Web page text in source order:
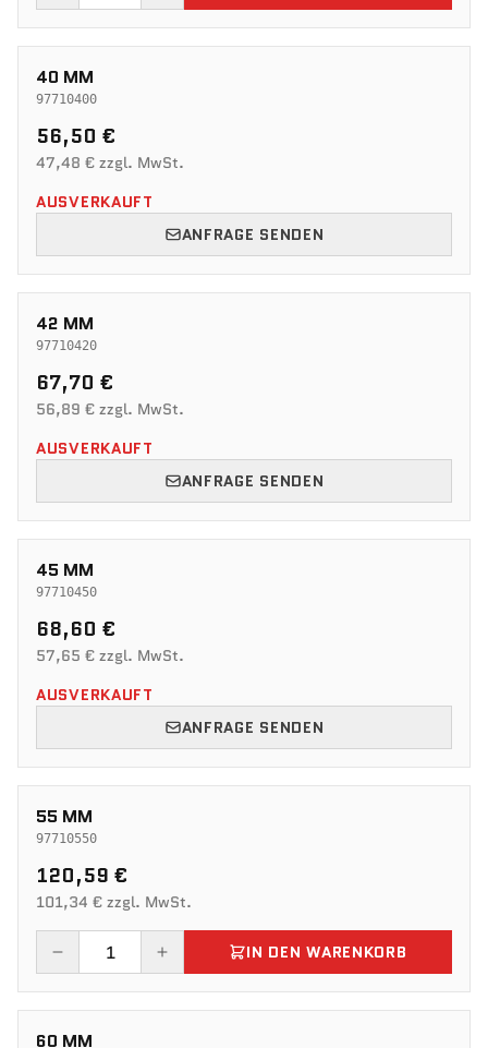
40 MM
97710400
56,50 €
47,48 € zzgl. MwSt.
AUSVERKAUFT
ANFRAGE SENDEN
42 MM
97710420
67,70 €
56,89 € zzgl. MwSt.
AUSVERKAUFT
ANFRAGE SENDEN
45 MM
97710450
68,60 €
57,65 € zzgl. MwSt.
AUSVERKAUFT
ANFRAGE SENDEN
55 MM
97710550
120,59 €
101,34 € zzgl. MwSt.
IN DEN WARENKORB
60 MM